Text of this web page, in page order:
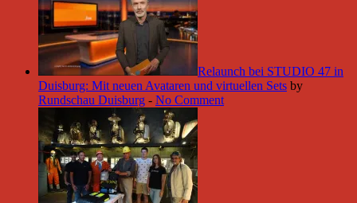
Relaunch bei STUDIO 47 in
Duisburg: Mit neuen Avataren und virtuellen Sets by
Rundschau Duisburg - No Comment